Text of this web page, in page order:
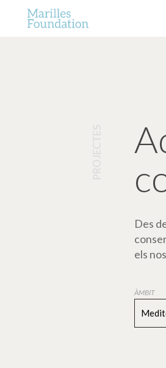
Des
els
ÀMBIT